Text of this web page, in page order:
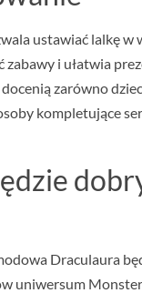
ustawiać lalkę w
zabawy i ułatwia
docenią zarówno
kompletujące
Draculaura
uniwersum